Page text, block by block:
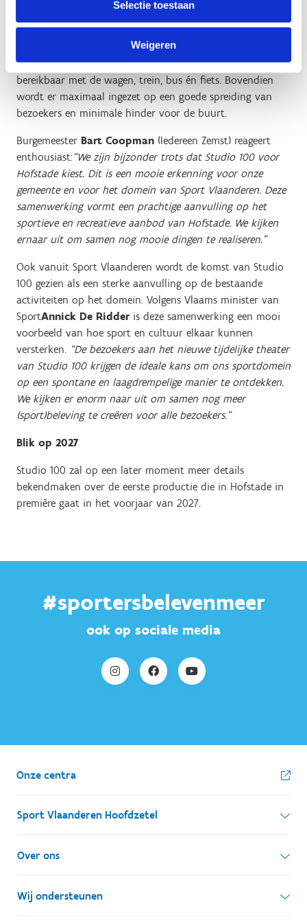
Selectie toestaan
Weigeren
die werd gevoerd om tot een samenwerking te komen die
zowel ambitieus als duurzaam is.
Het domein combineert een unieke groene omgeving met
uitstekende mobiliteitsvoorzieningen. Het is vlot
bereikbaar met de wagen, trein, bus én fiets. Bovendien
wordt er maximaal ingezet op een goede spreiding van
bezoekers en minimale hinder voor de buurt.
Burgemeester Bart Coopman (Iedereen Zemst) reageert
enthousiast:“We zijn bijzonder trots dat Studio 100 voor
Hofstade kiest. Dit is een mooie erkenning voor onze
gemeente en voor het domein van Sport Vlaanderen. Deze
samenwerking vormt een prachtige aanvulling op het
sportieve en recreatieve aanbod van Hofstade. We kijken
ernaar uit om samen nog mooie dingen te realiseren.”
Ook vanuit Sport Vlaanderen wordt de komst van Studio
100 gezien als een sterke aanvulling op de bestaande
activiteiten op het domein. Volgens Vlaams minister van
SportAnnick De Ridderis deze samenwerking een mooi
voorbeeld van hoe sport en cultuur elkaar kunnen
versterken. “De bezoekers aan het nieuwe tijdelijke theater
van Studio 100 krijgen de ideale kans om ons sportdomein
op een spontane en laagdrempelige manier te ontdekken.
We kijken er enorm naar uit om samen nog meer
(sport)beleving te creëren voor alle bezoekers.”
Blik op 2027
Studio 100 zal op een later moment meer details
bekendmaken over de eerste productie die in Hofstade in
première gaat in het voorjaar van 2027.
#sportersbelevenmeer
ook op sociale media
Onze centra
Sport Vlaanderen Hoofdzetel
Simon Bolivarlaan 17
1000 Brussel
Ondernemingsnummer: BE 0248.142.826
Over ons
Wie zijn we, wat doen we
Onze centra
Wij ondersteunen